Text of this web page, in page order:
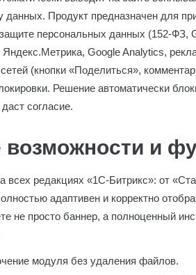
данных. Продукт предназначен для
персональных данных (152-ФЗ,
Google Analytics,
(кнопки «Поделиться»,
Решение автоматически
согласие.
и
всех редакциях «1С-Битрикс»: от
адаптивен и корректно
не просто баннер, а полноценный
модуля без удаления файлов.